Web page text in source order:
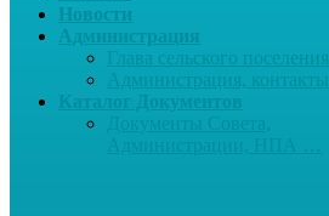
Новости
Администрация
Глава сельского поселения
Администрация, контакты